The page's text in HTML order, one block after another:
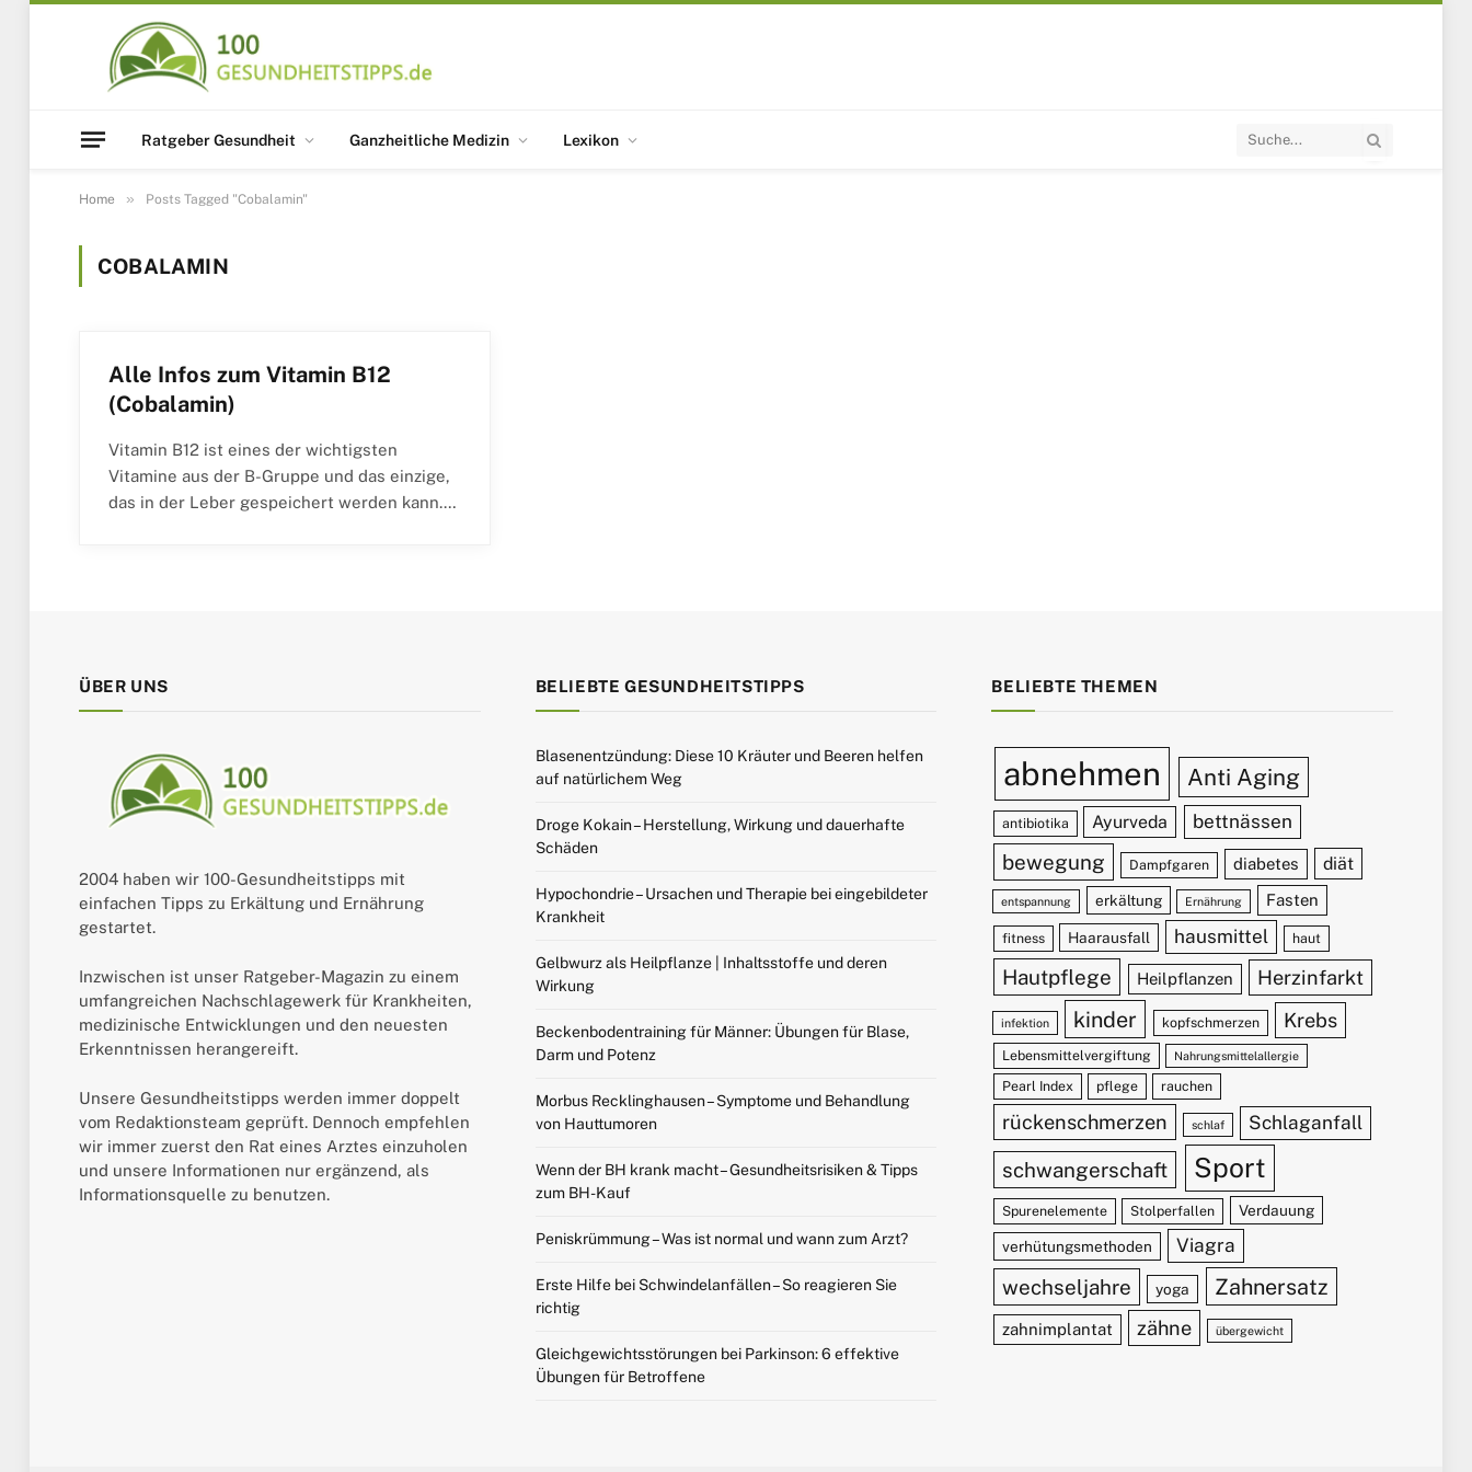
Ratgeber Gesundheit Ganzheitliche Medizin Lexikon
Home » Posts Tagged "Cobalamin"
COBALAMIN
Alle Infos zum Vitamin B12
(Cobalamin)
Vitamin B12 ist eines der wichtigsten
Vitamine aus der B-Gruppe und das einzige,
das in der Leber gespeichert werden kann.…
ÜBER UNS
2004 haben wir 100-Gesundheitstipps mit
einfachen Tipps zu Erkältung und Ernährung
gestartet.
Inzwischen ist unser Ratgeber-Magazin zu einem
umfangreichen Nachschlagewerk für Krankheiten,
medizinische Entwicklungen und den neuesten
Erkenntnissen herangereift.
Unsere Gesundheitstipps werden immer doppelt
vom Redaktionsteam geprüft. Dennoch empfehlen
wir immer zuerst den Rat eines Arztes einzuholen
und unsere Informationen nur ergänzend, als
Informationsquelle zu benutzen.
BELIEBTE GESUNDHEITSTIPPS
Blasenentzündung: Diese 10 Kräuter und Beeren helfen
auf natürlichem Weg
Droge Kokain – Herstellung, Wirkung und dauerhafte
Schäden
Hypochondrie – Ursachen und Therapie bei eingebildeter
Krankheit
Gelbwurz als Heilpflanze | Inhaltsstoffe und deren
Wirkung
Beckenbodentraining für Männer: Übungen für Blase,
Darm und Potenz
Morbus Recklinghausen – Symptome und Behandlung
von Hauttumoren
Wenn der BH krank macht – Gesundheitsrisiken & Tipps
zum BH-Kauf
Peniskrümmung – Was ist normal und wann zum Arzt?
Erste Hilfe bei Schwindelanfällen – So reagieren Sie
richtig
Gleichgewichtsstörungen bei Parkinson: 6 effektive
Übungen für Betroffene
BELIEBTE THEMEN
abnehmen Anti Aging
antibiotika Ayurveda bettnässen
bewegung Dampfgaren diabetes diät
entspannung erkältung Ernährung Fasten
fitness Haarausfall hausmittel haut
Hautpflege Heilpflanzen Herzinfarkt
infektion kinder kopfschmerzen Krebs
Lebensmittelvergiftung Nahrungsmittelallergie
Pearl Index pflege rauchen
rückenschmerzen schlaf Schlaganfall
schwangerschaft Sport
Spurenelemente Stolperfallen Verdauung
verhütungsmethoden Viagra
wechseljahre yoga Zahnersatz
zahnimplantat zähne übergewicht